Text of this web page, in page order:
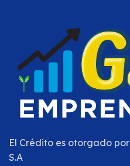
El Crédito es otorgado por
S.A